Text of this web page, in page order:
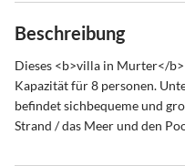
Beschreibung
Dieses <b>villa in Murter</
Kapazität für 8 personen.
befindet sichbequeme und
Strand / das Meer und den